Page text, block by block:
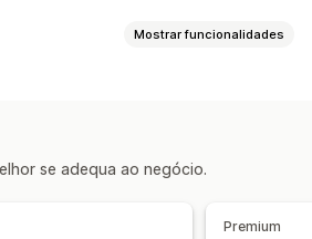
Destaques de avaliações
Mostrar funcionalidades
se adequa ao negócio.
Premium